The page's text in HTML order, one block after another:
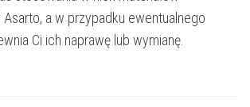
a w przypadku ewentualnego
Ci ich naprawę lub wymianę.